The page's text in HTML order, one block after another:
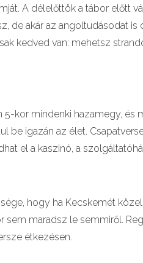
A délelőttök a tábor előtt
de akár az angoltudásodat
kedved van: mehetsz
kor mindenki hazamegy, és
be igazán az élet.
el a kaszinó, a
hogy ha Kecskemét
sem maradsz le semmiről.
étkezésen.